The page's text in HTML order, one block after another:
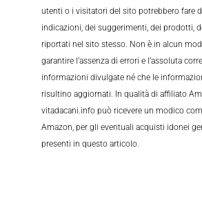
utenti o i visitatori del sito potrebbero fare
indicazioni, dei suggerimenti, dei prodotti,
riportati nel sito stesso. Non è in alcun
garantire l’assenza di errori e l’assoluta
informazioni divulgate né che le
risultino aggiornati. In qualità di affiliato
vitadacani.info può ricevere un modico
Amazon, per gli eventuali acquisti idonei
presenti in questo articolo.